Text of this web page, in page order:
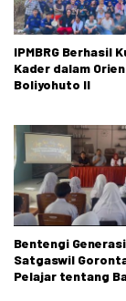
IPMBRG Berhasil
Kader dalam
Boliyohuto II
Bentengi
Satgaswil
Pelajar tentang